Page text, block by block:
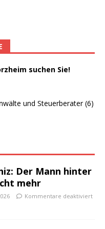
suchen Sie!
und Steuerberater (6)
Der Mann hinter
mehr
Kommentare deaktiviert